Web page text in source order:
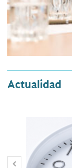
Actualidad